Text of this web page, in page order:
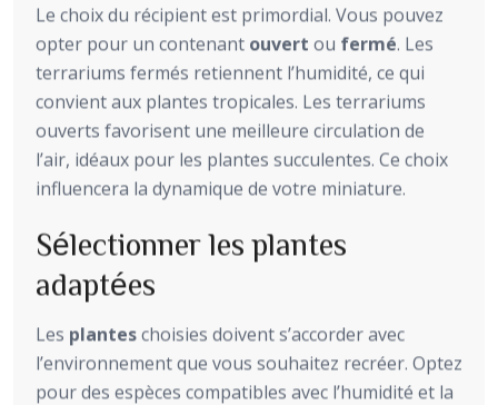
Le choix du récipient est primordial. Vous pouvez
opter pour un contenant ouvert ou fermé. Les
terrariums fermés retiennent l’humidité, ce qui
convient aux plantes tropicales. Les terrariums
ouverts favorisent une meilleure circulation de
l’air, idéaux pour les plantes succulentes. Ce choix
influencera la dynamique de votre miniature.
Sélectionner les plantes
adaptées
Les planteschoisies doivent s’accorder avec
l’environnement que vous souhaitez recréer. Optez
pour des espèces compatibles avec l’humidité et la